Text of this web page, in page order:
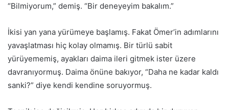
“Bilmiyorum,” demiş. “Bir deneyeyim bakalım.”
İkisi yan yana yürümeye başlamış. Fakat Ömer’in adımlarını
yavaşlatması hiç kolay olmamış. Bir türlü sabit
yürüyememiş, ayakları daima ileri gitmek ister üzere
davranıyormuş. Daima önüne bakıyor, “Daha ne kadar kaldı
sanki?” diye kendi kendine soruyormuş.